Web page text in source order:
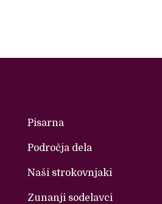
Pisarna
Področja dela
Naši strokovnjaki
Zunanji sodelavci